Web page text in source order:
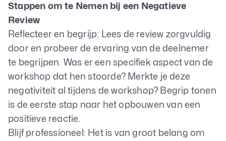
Stappen om te Nemen bij een Negatieve
Review
Reflecteer en begrijp: Lees de review zorgvuldig
door en probeer de ervaring van de deelnemer
te begrijpen. Was er een specifiek aspect van de
workshop dat hen stoorde? Merkte je deze
negativiteit al tijdens de workshop? Begrip tonen
is de eerste stap naar het opbouwen van een
positieve reactie.
Blijf professioneel: Het is van groot belang om